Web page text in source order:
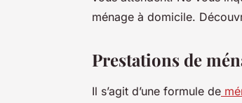
ménage à domicile.
Prestations de
Il s’agit d’une formule de